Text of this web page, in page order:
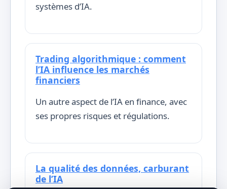
systèmes d’IA.
Trading algorithmique : comment
l’IA influence les marchés
financiers
Un autre aspect de l’IA en finance, avec
ses propres risques et régulations.
La qualité des données, carburant
de l’IA